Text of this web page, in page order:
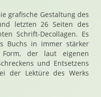
grafische Gestaltung des
letzten 26 Seiten des
Schrift-Decollagen. Es
Buchs in immer stärker
der laut eigenen
und Entsetzens
der Lektüre des Werks